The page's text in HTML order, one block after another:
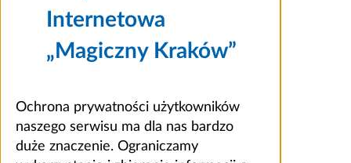
Internetowa
„Magiczny Kraków”
Ochrona prywatności użytkowników
naszego serwisu ma dla nas bardzo
duże znaczenie. Ograniczamy